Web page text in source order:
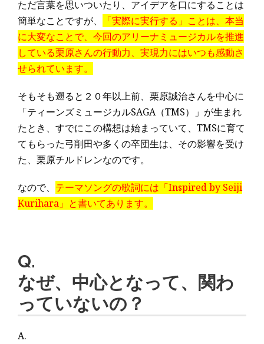
ただ言葉を思いついたり、アイデアを口にすることは
簡単なことですが、
「実際に実行する」ことは、本当
に大変なことで、今回のアリーナミュージカルを推進
している栗原さんの行動力、実現力にはいつも感動さ
せられています。
そもそも遡ると２０年以上前、栗原誠治さんを中心に
「ティーンズミュージカルSAGA（TMS）」が生まれ
たとき、すでにこの構想は始まっていて、TMSに育て
てもらった弓削田や多くの卒団生は、その影響を受け
た、栗原チルドレンなのです。
なので、 テーマソングの歌詞には「Inspired by Seiji
Kurihara」と書いてあります。
Q.
なぜ、中心となって、関わ
っていないの？
A.